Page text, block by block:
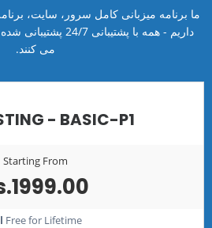
ما برنامه میزبانی کامل سرور، سایت،
داریم - همه با
می کنند.
- BASIC-P1
Starting From
Free for Lifetime